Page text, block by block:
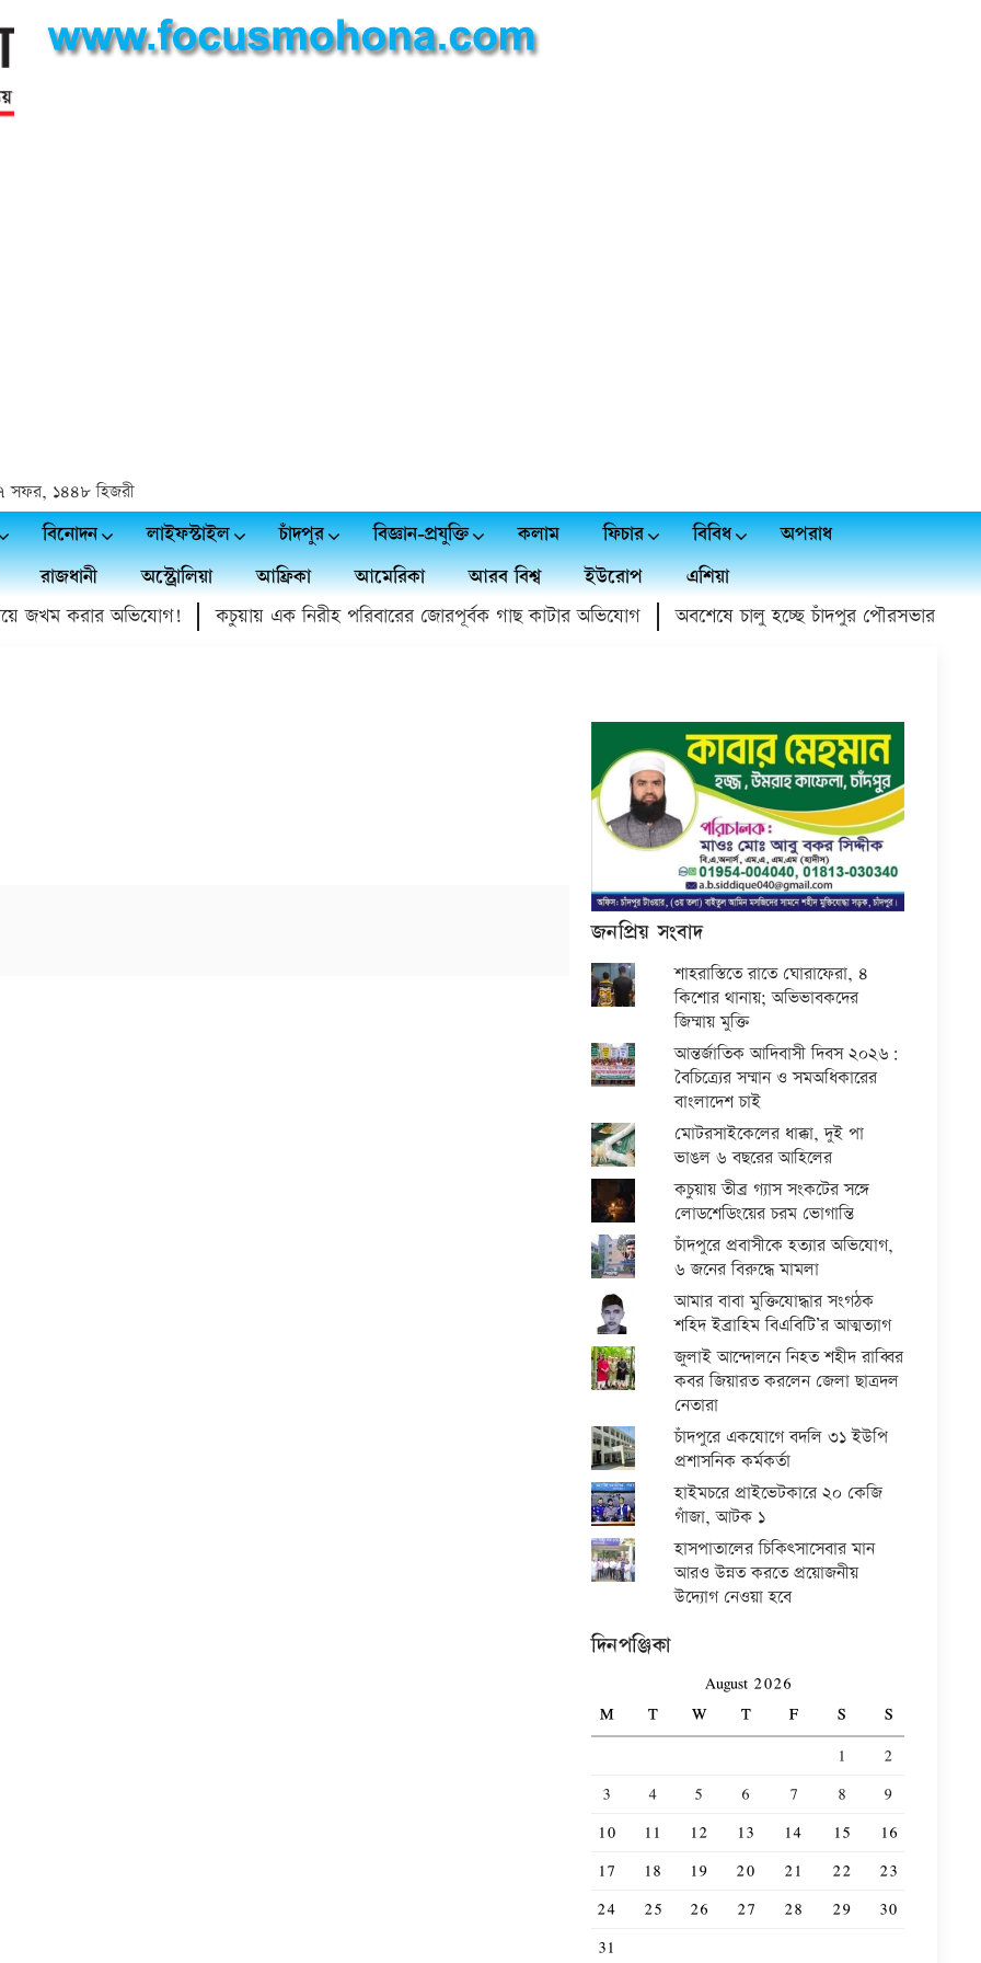
সফর, ১৪৪৮ হিজরী
বিনোদন লাইফস্টাইল চাঁদপুর বিজ্ঞান-প্রযুক্তি কলাম ফিচার বিবিধ
অপরাধ
রাজধানী অস্ট্রোলিয়া আফ্রিকা আমেরিকা আরব বিশ্ব ইউরোপ
এশিয়া
করার অভিযোগ! কচুয়ায় এক নিরীহ পরিবারের জোরপূর্বক গাছ কাটার অভিযোগ অবশেষে চালু হচ্ছে চাঁদপুর পৌরসভার ১০৫
জনপ্রিয় সংবাদ
শাহরাস্তিতে রাতে ঘোরাফেরা, ৪
কিশোর থানায়; অভিভাবকদের
জিম্মায় মুক্তি
আন্তর্জাতিক আদিবাসী দিবস ২০২৬:
বৈচিত্র্যের সম্মান ও সমঅধিকারের
বাংলাদেশ চাই
মোটরসাইকেলের ধাক্কা, দুই পা
ভাঙল ৬ বছরের আহিলের
কচুয়ায় তীব্র গ্যাস সংকটের সঙ্গে
লোডশেডিংয়ের চরম ভোগান্তি
চাঁদপুরে প্রবাসীকে হত্যার অভিযোগ,
৬ জনের বিরুদ্ধে মামলা
আমার বাবা মুক্তিযোদ্ধার সংগঠক
শহিদ ইব্রাহিম বিএবিটি’র আত্মত্যাগ
জুলাই আন্দোলনে নিহত শহীদ রাব্বির
কবর জিয়ারত করলেন জেলা ছাত্রদল
নেতারা
চাঁদপুরে একযোগে বদলি ৩১ ইউপি
প্রশাসনিক কর্মকর্তা
হাইমচরে প্রাইভেটকারে ২০ কেজি
গাঁজা, আটক ১
হাসপাতালের চিকিৎসাসেবার মান
আরও উন্নত করতে প্রয়োজনীয়
উদ্যোগ নেওয়া হবে
দিনপঞ্জিকা
August 2026
M
T W T F S
S
1
2
3
4 5 6 7 8
9
10
11 12 13 14 15
16
17
18 19 20 21 22
23
24
25 26 27 28 29
30
31